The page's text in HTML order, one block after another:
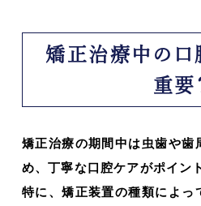
矯正治療中の口
重要
矯正治療の期間中は虫歯や歯
め、丁寧な口腔ケアがポイン
特に、矯正装置の種類によっ